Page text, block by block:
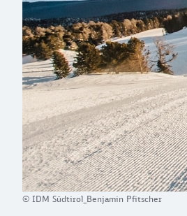
© IDM Südtirol_Benjamin Pfitscher